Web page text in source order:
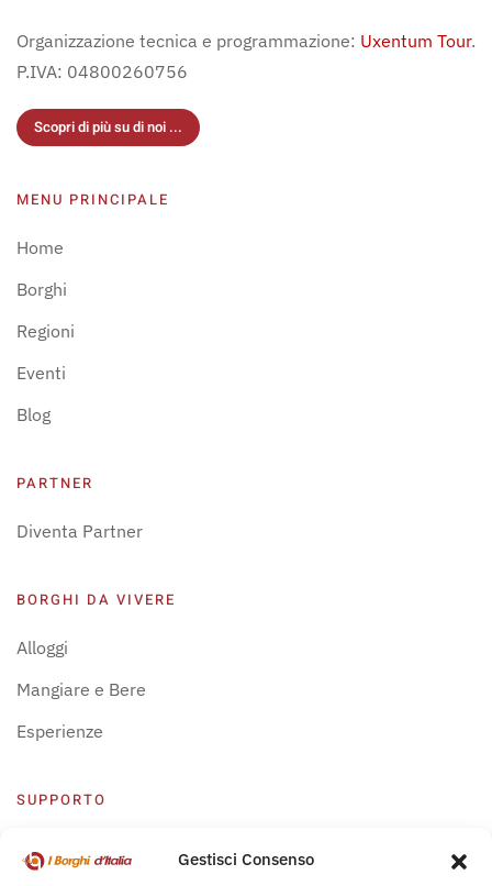
Gestisci Consenso
Organizzazione tecnica e programmazione: Uxentum Tour.
P.IVA: 04800260756
Scopri di più su di noi ...
MENU PRINCIPALE
Home
Borghi
Regioni
Eventi
Blog
PARTNER
Diventa Partner
BORGHI DA VIVERE
Alloggi
Mangiare e Bere
Esperienze
SUPPORTO
Centro Supporto